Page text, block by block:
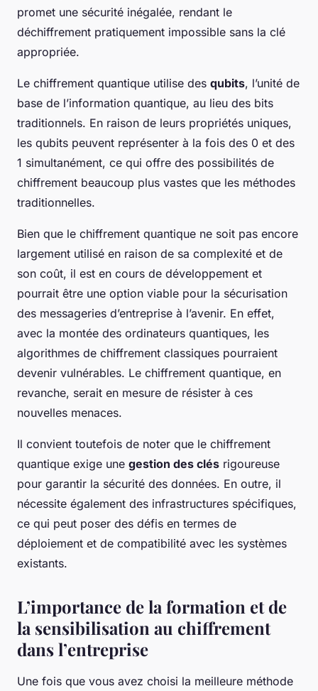
promet une sécurité inégalée, rendant le
déchiffrement pratiquement impossible sans la clé
appropriée.
Le chiffrement quantique utilise des qubits, l’unité de
base de l’information quantique, au lieu des bits
traditionnels. En raison de leurs propriétés uniques,
les qubits peuvent représenter à la fois des 0 et des
1 simultanément, ce qui offre des possibilités de
chiffrement beaucoup plus vastes que les méthodes
traditionnelles.
Bien que le chiffrement quantique ne soit pas encore
largement utilisé en raison de sa complexité et de
son coût, il est en cours de développement et
pourrait être une option viable pour la sécurisation
des messageries d’entreprise à l’avenir. En effet,
avec la montée des ordinateurs quantiques, les
algorithmes de chiffrement classiques pourraient
devenir vulnérables. Le chiffrement quantique, en
revanche, serait en mesure de résister à ces
nouvelles menaces.
Il convient toutefois de noter que le chiffrement
quantique exige une gestion des clés rigoureuse
pour garantir la sécurité des données. En outre, il
nécessite également des infrastructures spécifiques,
ce qui peut poser des défis en termes de
déploiement et de compatibilité avec les systèmes
existants.
L’importance de la formation et de
la sensibilisation au chiffrement
dans l’entreprise
Une fois que vous avez choisi la meilleure méthode